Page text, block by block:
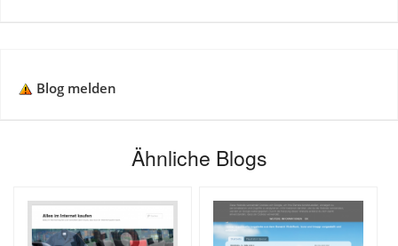
Blog melden
Ähnliche Blogs